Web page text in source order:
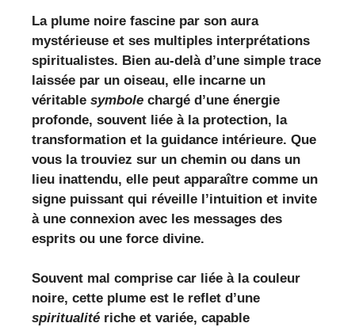
La plume noire fascine par son aura
mystérieuse et ses multiples interprétations
spiritualistes. Bien au-delà d’une simple trace
laissée par un oiseau, elle incarne un
véritable symbole chargé d’une énergie
profonde, souvent liée à la protection, la
transformation et la guidance intérieure. Que
vous la trouviez sur un chemin ou dans un
lieu inattendu, elle peut apparaître comme un
signe puissant qui réveille l’intuition et invite
à une connexion avec les messages des
esprits ou une force divine.
Souvent mal comprise car liée à la couleur
noire, cette plume est le reflet d’une
spiritualité riche et variée, capable